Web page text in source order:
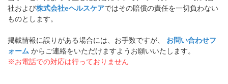
社および株式会社eヘルスケアではその賠償の責任を一切負わない
ものとします。
掲載情報に誤りがある場合には、お手数ですが、 お問い合わせフ
ォーム からご連絡をいただけますようお願いいたします。
※お電話での対応は行っておりません